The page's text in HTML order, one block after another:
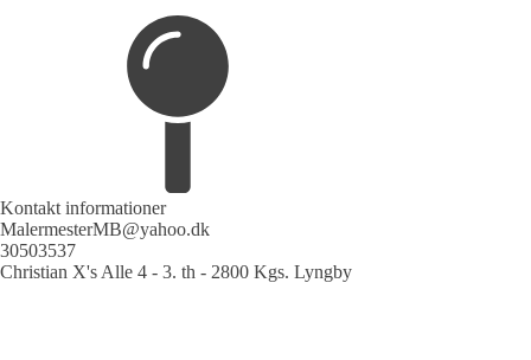
Kontakt informationer
MalermesterMB@yahoo.dk
30503537
Christian X's Alle 4 - 3. th - 2800 Kgs. Lyngby